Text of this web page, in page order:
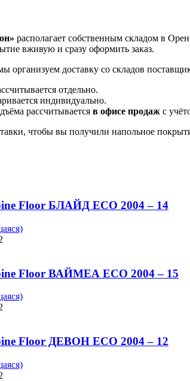
располагает собственным складом в
вживую и сразу оформить заказ.
организуем доставку со складов
отдельно.
индивидуально.
рассчитывается в офисе продаж с
чтобы вы получили напольное
Floor БЛАЙД ECO 2004 – 14
Floor ВАЙМЕА ECO 2004 – 15
Floor ДЕВОН ECO 2004 – 12